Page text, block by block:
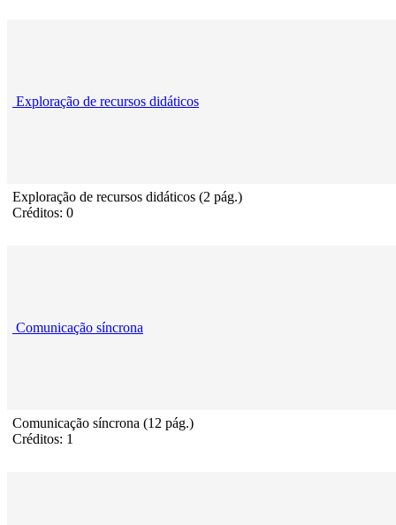
Exploração de recursos didáticos
Exploração de recursos didáticos (2 pág.)
Créditos: 0
Comunicação síncrona
Comunicação síncrona (12 pág.)
Créditos: 1